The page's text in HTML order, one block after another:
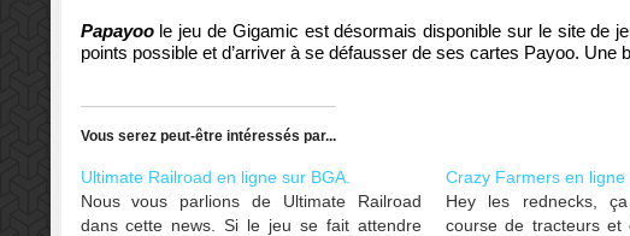
Papayoole jeu de Gigamic est désormais disponible sur le site de
points possible et d’arriver à se défausser de ses cartes Payoo. Une
Vous serez peut-être intéressés par...
Ultimate Railroad en ligne sur BGA.
Nous vous parlions de Ultimate Railroad
dans cette news. Si le jeu se fait attendre
Crazy Farmers en ligne
Hey les rednecks,
course de tracteurs et